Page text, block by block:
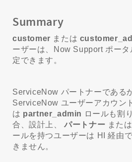
Summary
customer または
ーザーは、Now Support ポー
定できます。
ServiceNow パートナーである
ServiceNow ユーザーアカウン
は partner_admin ロールも割
合、設計上、パートナー または
ールを持つユーザーは HI 経由
きません。